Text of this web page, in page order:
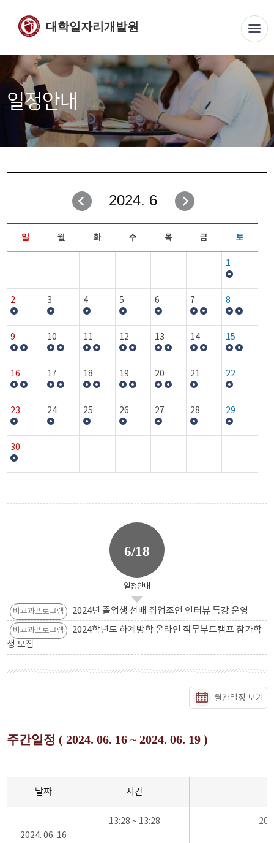
대학일자리개발원
일정안내
2024. 6
일 월 화 수 목 금 토
1
2 3 4 5 6 7 8
9 10 11 12 13 14 15
16 17 18 19 20 21 22
23 24 25 26 27 28 29
30
6/18
일정안내
비교과프로그램 2024년 졸업생 선배 취업조언 인터뷰 특강 운영
비교과프로그램
2024학년도 하계방학 온라인 직무부트캠프 참가학
생 모집
월간일정 보기
주간일정 ( 2024. 06. 16 ~ 2024. 06. 19 )
날짜 시간
2024. 06. 16
13:28 ~ 13:28